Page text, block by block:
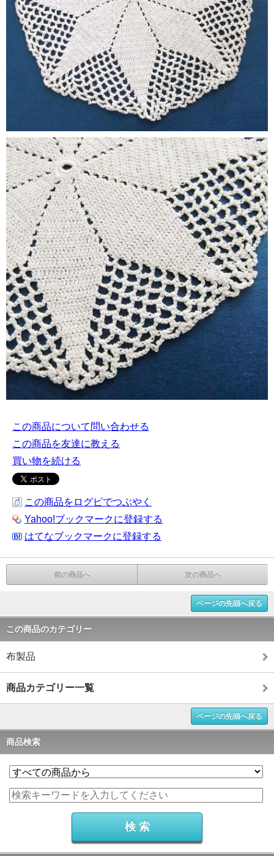
この商品について問い合わせる
この商品を友達に教える
買い物を続ける
この商品をログピでつぶやく
Yahoo!ブックマークに登録する
はてなブックマークに登録する
前の商品へ 次の商品へ
ページの先頭へ戻る
この商品のカテゴリー
布製品
商品カテゴリー一覧
ページの先頭へ戻る
商品検索